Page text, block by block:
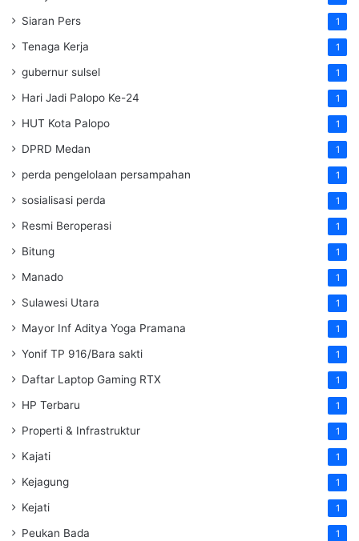
Siaran Pers 1
Tenaga Kerja 1
gubernur sulsel 1
Hari Jadi Palopo Ke-24 1
HUT Kota Palopo 1
DPRD Medan 1
perda pengelolaan persampahan 1
sosialisasi perda 1
Resmi Beroperasi 1
Bitung 1
Manado 1
Sulawesi Utara 1
Mayor Inf Aditya Yoga Pramana 1
Yonif TP 916/Bara sakti 1
Daftar Laptop Gaming RTX 1
HP Terbaru 1
Properti & Infrastruktur 1
Kajati 1
Kejagung 1
Kejati 1
Peukan Bada 1